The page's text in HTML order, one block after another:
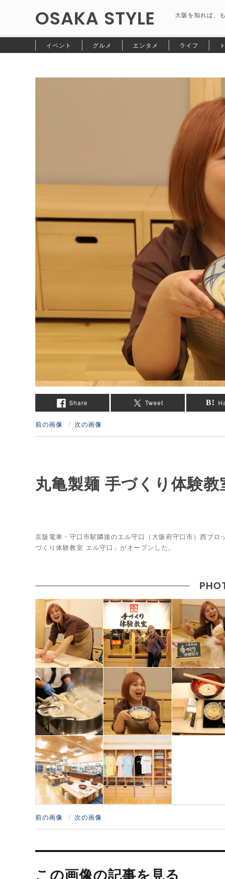
OSAKA STYLE 大阪を知れば、
イベント グルメ エンタメ ライフ
Share Tweet
前の画像 次の画像
丸亀製麺 手づくり体験教
京阪電車・守口市駅隣接のエル守口（大阪府守口市）西ブ
づくり体験教室 エル守口」がオープンした。
前の画像 次の画像
投
ナ
この画像の記事を見る